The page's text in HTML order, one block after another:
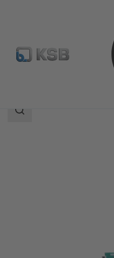
Catalogue produits
Champ